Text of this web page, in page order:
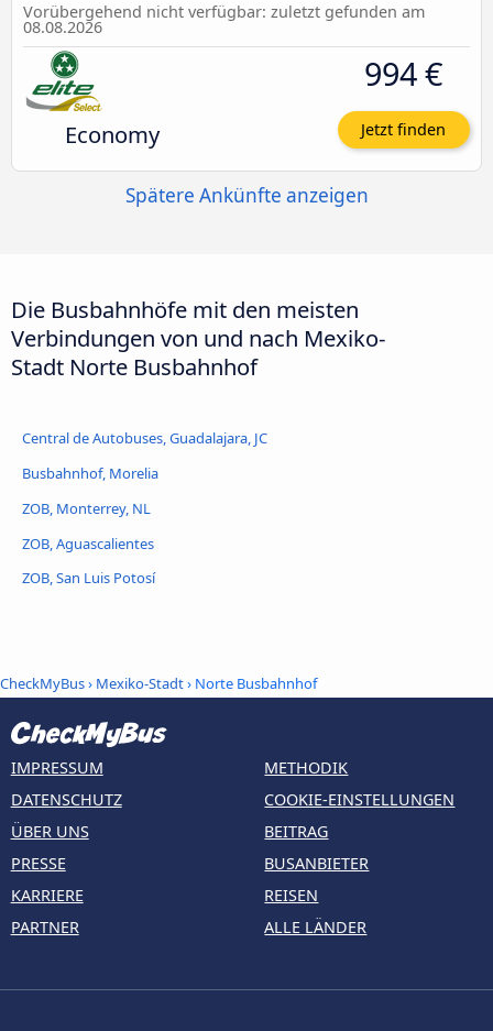
Vorübergehend nicht verfügbar: zuletzt gefunden am
08.08.2026
Economy
994 €
Jetzt finden
Spätere Ankünfte anzeigen
Die Busbahnhöfe mit den meisten
Verbindungen von und nach Mexiko-
Stadt Norte Busbahnhof
Central de Autobuses, Guadalajara, JC
Busbahnhof, Morelia
ZOB, Monterrey, NL
ZOB, Aguascalientes
ZOB, San Luis Potosí
CheckMyBus› Mexiko-Stadt› Norte Busbahnhof
IMPRESSUM
DATENSCHUTZ
ÜBER UNS
PRESSE
KARRIERE
PARTNER
METHODIK
COOKIE-EINSTELLUNGEN
BEITRAG
BUSANBIETER
REISEN
ALLE LÄNDER